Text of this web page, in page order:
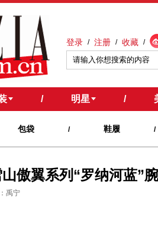
登录 / 注册 / 收藏 /
/ 明星 /
包袋 / 鞋履 /
傲翼系列“罗纳河蓝”
禹宁